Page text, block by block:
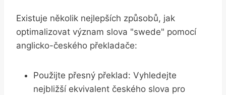
Existuje několik nejlepších způsobů, jak
optimalizovat význam slova "swede" pomocí
anglicko-českého překladače:
Použijte přesný překlad: Vyhledejte
nejbližší ekvivalent českého slova pro